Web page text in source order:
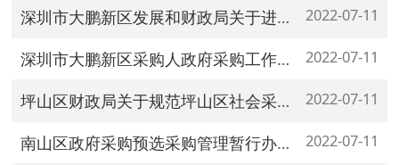
深圳市大鹏新区发展和财政局关于进一步规范政府采购合同备案工作的通知 2022-07-11
深圳市大鹏新区采购人政府采购工作责任制管理办法 2022-07-11
坪山区财政局关于规范坪山区社会采购代理机构管理有关事项的通知 2022-07-11
南山区政府采购预选采购管理暂行办法 2022-07-11